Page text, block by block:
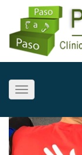
Toggle
navigation